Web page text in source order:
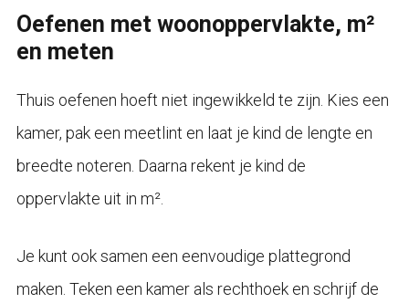
Oefenen met woonoppervlakte, m²
en meten
Thuis oefenen hoeft niet ingewikkeld te zijn. Kies een
kamer, pak een meetlint en laat je kind de lengte en
breedte noteren. Daarna rekent je kind de
oppervlakte uit in m².
Je kunt ook samen een eenvoudige plattegrond
maken. Teken een kamer als rechthoek en schrijf de